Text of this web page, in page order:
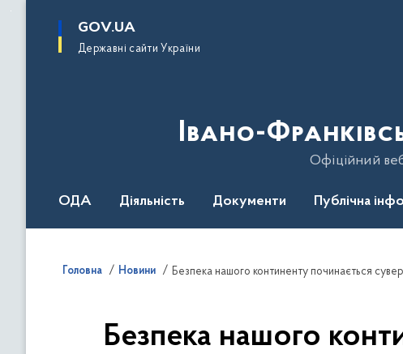
основного
GOV.UA
Державні сайти України
Івано-
Офіційний
ОДА Діяльність Документи Публічна
Головна Новини
Безпека нашого